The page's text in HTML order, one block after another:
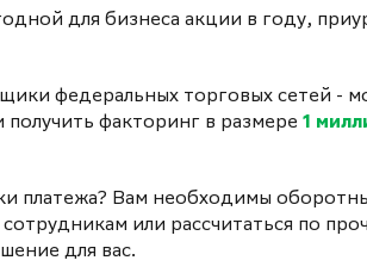
для бизнеса акции в году,
федеральных торговых сетей -
получить факторинг в размере 1
платежа? Вам необходимы
или рассчитаться по
для вас.